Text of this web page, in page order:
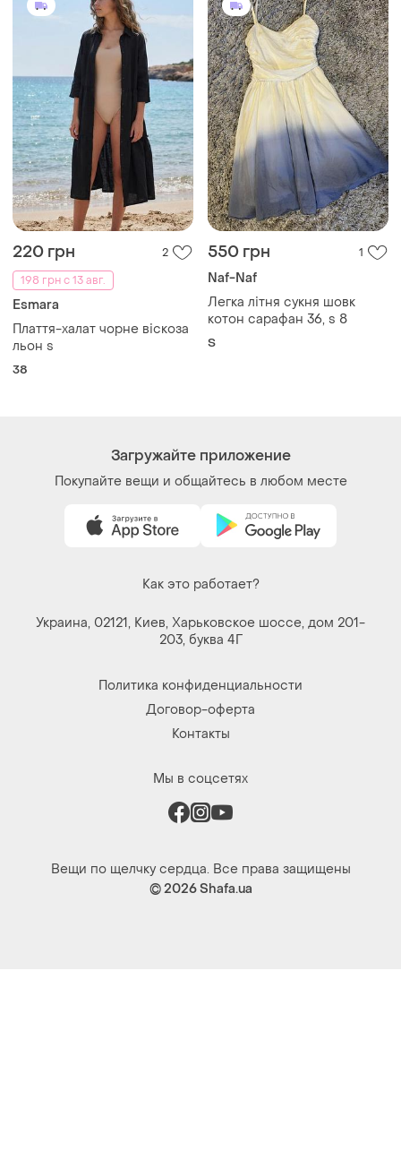
220 грн
2
198 грн с 13 авг.
Esmara
Плаття-халат чорне віскоза
38
550 грн 1
Naf-Naf
Легка літня сукня шовк
котон сарафан 36, s 8
Загружайте приложение
Как это работает?
Украина, 02121, Киев, Харьковское шоссе, дом 201-
203, буква 4Г
Политика конфиденциальности
Контакты
© 2026Shafa.ua